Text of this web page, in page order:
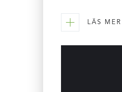
LÄS MER